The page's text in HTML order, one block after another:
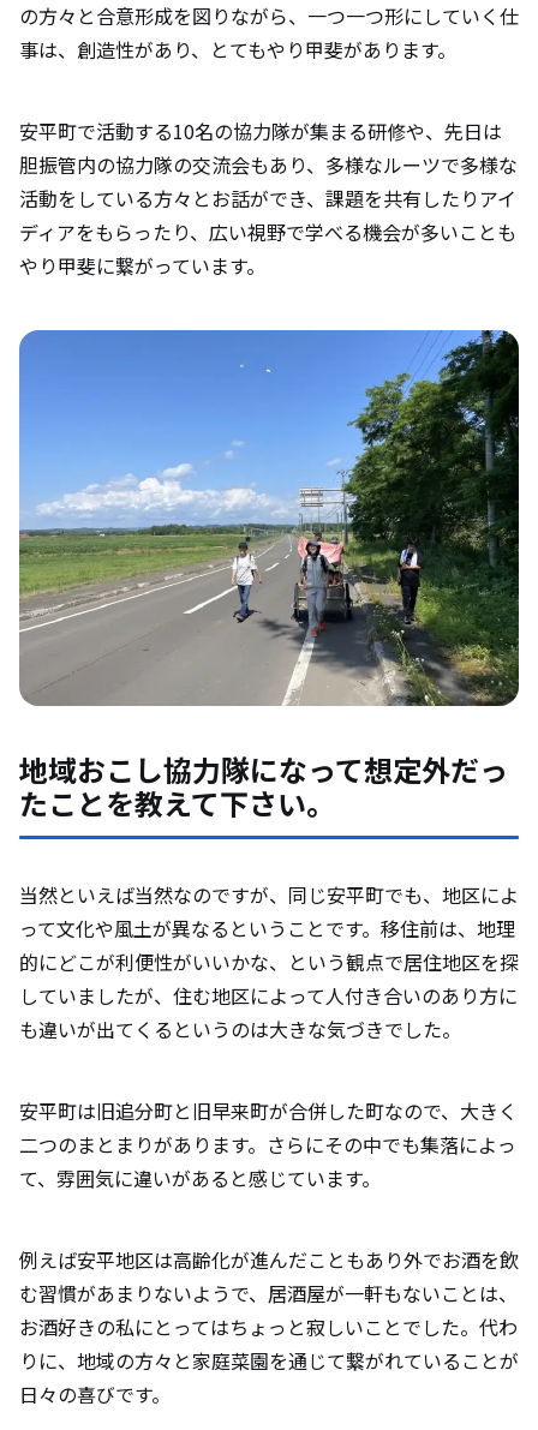
の方々と合意形成を図りながら、一つ一つ形にしていく仕
事は、創造性があり、とてもやり甲斐があります。
安平町で活動する10名の協力隊が集まる研修や、先日は
胆振管内の協力隊の交流会もあり、多様なルーツで多様な
活動をしている方々とお話ができ、課題を共有したりアイ
ディアをもらったり、広い視野で学べる機会が多いことも
やり甲斐に繋がっています。
地域おこし協力隊になって想定外だっ
たことを教えて下さい。
当然といえば当然なのですが、同じ安平町でも、地区によ
って文化や風土が異なるということです。移住前は、地理
的にどこが利便性がいいかな、という観点で居住地区を探
していましたが、住む地区によって人付き合いのあり方に
も違いが出てくるというのは大きな気づきでした。
安平町は旧追分町と旧早来町が合併した町なので、大きく
二つのまとまりがあります。さらにその中でも集落によっ
て、雰囲気に違いがあると感じています。
例えば安平地区は高齢化が進んだこともあり外でお酒を飲
む習慣があまりないようで、居酒屋が一軒もないことは、
お酒好きの私にとってはちょっと寂しいことでした。代わ
りに、地域の方々と家庭菜園を通じて繋がれていることが
日々の喜びです。